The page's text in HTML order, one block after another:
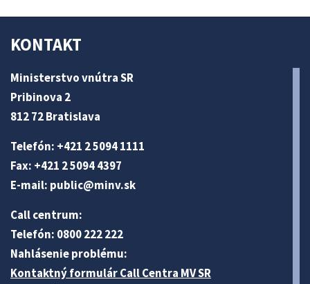
KONTAKT
Ministerstvo vnútra SR
Pribinova 2
812 72 Bratislava
Telefón: +421 2 5094 1111
Fax: +421 2 5094 4397
E-mail: public@minv.sk
Call centrum:
Telefón: 0800 222 222
Nahlásenie problému:
Kontaktný formulár Call Centra MV SR